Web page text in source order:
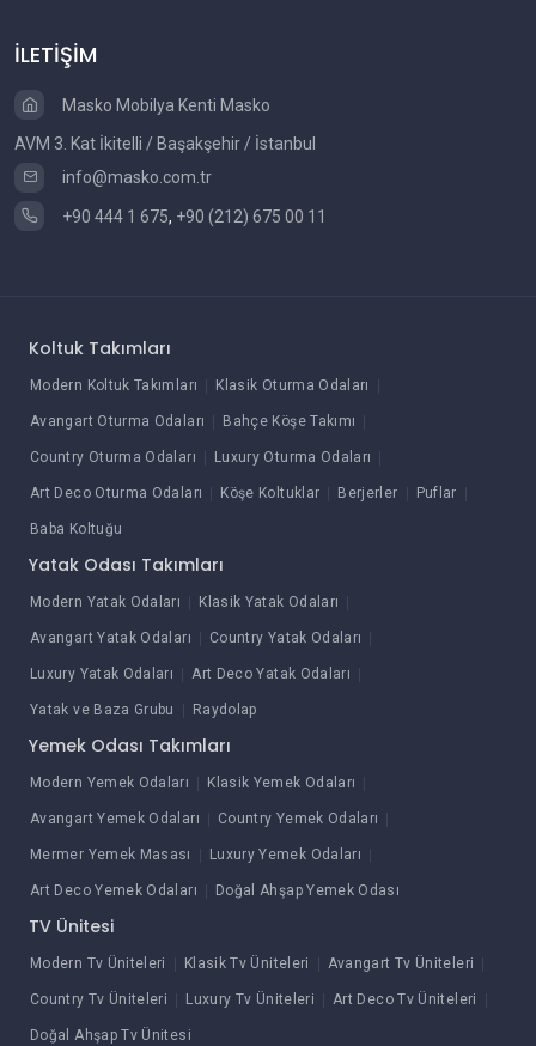
İLETİŞİM
Masko Mobilya Kenti Masko
AVM 3. Kat İkitelli / Başakşehir / İstanbul
info@masko.com.tr
+90 444 1 675, +90 (212) 675 00 11
Koltuk Takımları
Modern Koltuk Takımları Klasik Oturma Odaları
Avangart Oturma Odaları Bahçe Köşe Takımı
Country Oturma Odaları Luxury Oturma Odaları
Art Deco Oturma Odaları Köşe Koltuklar Berjerler Puflar
Baba Koltuğu
Yatak Odası Takımları
Modern Yatak Odaları Klasik Yatak Odaları
Avangart Yatak Odaları Country Yatak Odaları
Luxury Yatak Odaları Art Deco Yatak Odaları
Yatak ve Baza Grubu Raydolap
Yemek Odası Takımları
Modern Yemek Odaları Klasik Yemek Odaları
Avangart Yemek Odaları Country Yemek Odaları
Mermer Yemek Masası Luxury Yemek Odaları
Art Deco Yemek Odaları Doğal Ahşap Yemek Odası
TV Ünitesi
Modern Tv Üniteleri Klasik Tv Üniteleri Avangart Tv Üniteleri
Country Tv Üniteleri Luxury Tv Üniteleri Art Deco Tv Üniteleri
Doğal Ahşap Tv Ünitesi